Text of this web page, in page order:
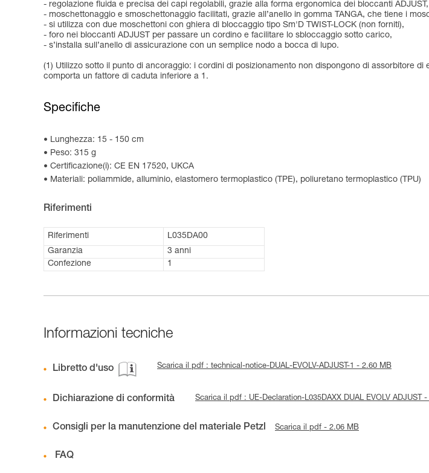
- regolazione fluida e precisa dei capi regolabili, grazie alla forma ergonomica dei bloccanti ADJUST,
- moschettonaggio e smoschettonaggio facilitati, grazie all’anello in gomma TANGA, che tiene i
- si utilizza con due moschettoni con ghiera di bloccaggio tipo Sm'D TWIST-LOCK (non forniti),
- foro nei bloccanti ADJUST per passare un cordino e facilitare lo sbloccaggio sotto carico,
- s’installa sull’anello di assicurazione con un semplice nodo a bocca di lupo.
(1) Utilizzo sotto il punto di ancoraggio: i cordini di posizionamento non dispongono di assorbitore
comporta un fattore di caduta inferiore a 1.
Specifiche
Lunghezza: 15 - 150 cm
Peso: 315 g
Certificazione(i): CE EN 17520, UKCA
Materiali: poliammide, alluminio, elastomero termoplastico (TPE), poliuretano termoplastico (TPU)
Riferimenti
Riferimenti
L035DA00
Garanzia
3 anni
Confezione
1
Informazioni tecniche
Libretto d'uso Scarica il pdf : technical-notice-DUAL-EVOLV-ADJUST-1 - 2.60 MB
Dichiarazione di conformità Scarica il pdf : UE-Declaration-L035DAXX DUAL EVOLV ADJUST
Consigli per la manutenzione del materiale Petzl Scarica il pdf - 2.06 MB
FAQ